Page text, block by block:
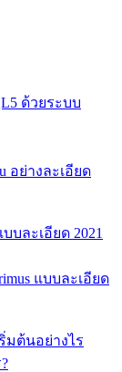
ด้วยระบบ
อย่างละเอียด
บละเอียด 2021
แบบละเอียด
มต้นอย่างไร